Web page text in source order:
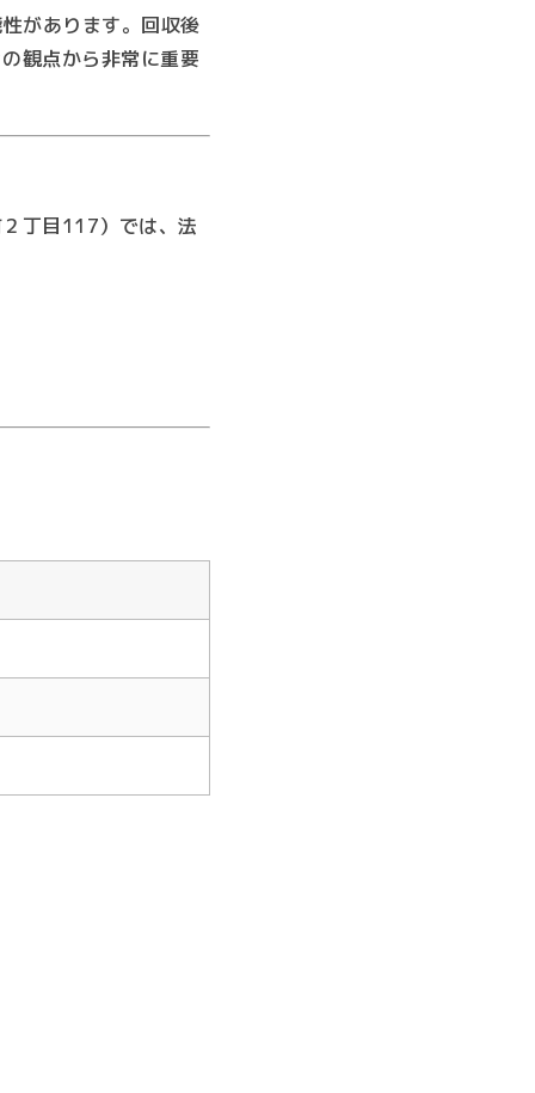
があります。回収後
観点から非常に重要
丁目117）では、法